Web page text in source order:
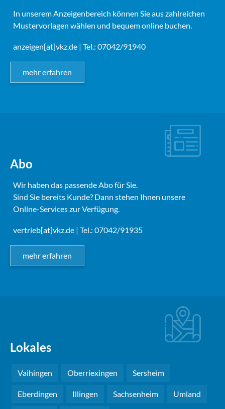
In unserem Anzeigenbereich können Sie aus zahlreichen
Mustervorlagen wählen und bequem online buchen.
anzeigen[at]vkz.de | Tel.: 07042/91940
mehr erfahren
Abo
Wir haben das passende Abo für Sie.
Sind Sie bereits Kunde? Dann stehen Ihnen unsere
Online-Services zur Verfügung.
vertrieb[at]vkz.de | Tel.: 07042/91935
mehr erfahren
Lokales
Vaihingen Oberriexingen Sersheim
Eberdingen Illingen Sachsenheim Umland